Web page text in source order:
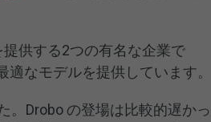
供する2つの有名な企業で
なモデルを提供しています。
。Drobo の登場は比較的遅かっ